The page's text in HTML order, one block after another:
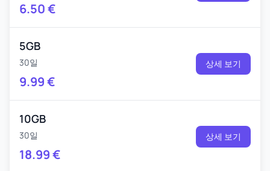
6.50€
5GB
30일
9.99€
상세 보기
10GB
30일
18.99€
상세 보기